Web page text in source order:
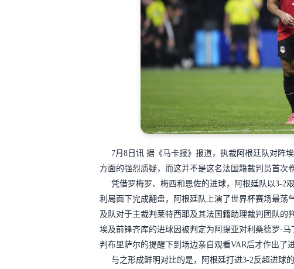
7月8日讯 据《马卡报》报道，执裁阿根廷队对阵
方面的强烈质疑，而这并不是这名法国籍裁判员首次
凭借罗梅罗、梅西和恩佐的进球，阿根廷队以3-2
利局面下完成翻盘，阿根廷队上演了世界杯赛场最
及队对于主裁判莱特西耶及其法国籍助理裁判团队的
埃及前锋齐库的进球因被判定为阿提亚对利桑德罗·
判布里萨尔的提醒下到场边亲自观看VAR后才作出了
与之形成鲜明对比的是，阿根廷打进3-2反超进球